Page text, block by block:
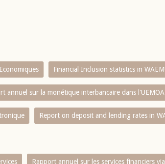
Financial Inclusion statistics in
annuel sur la monétique interbancaire dans l'UEMOA
Report on deposit and lending rates in
Rapport annuel sur les services financiers